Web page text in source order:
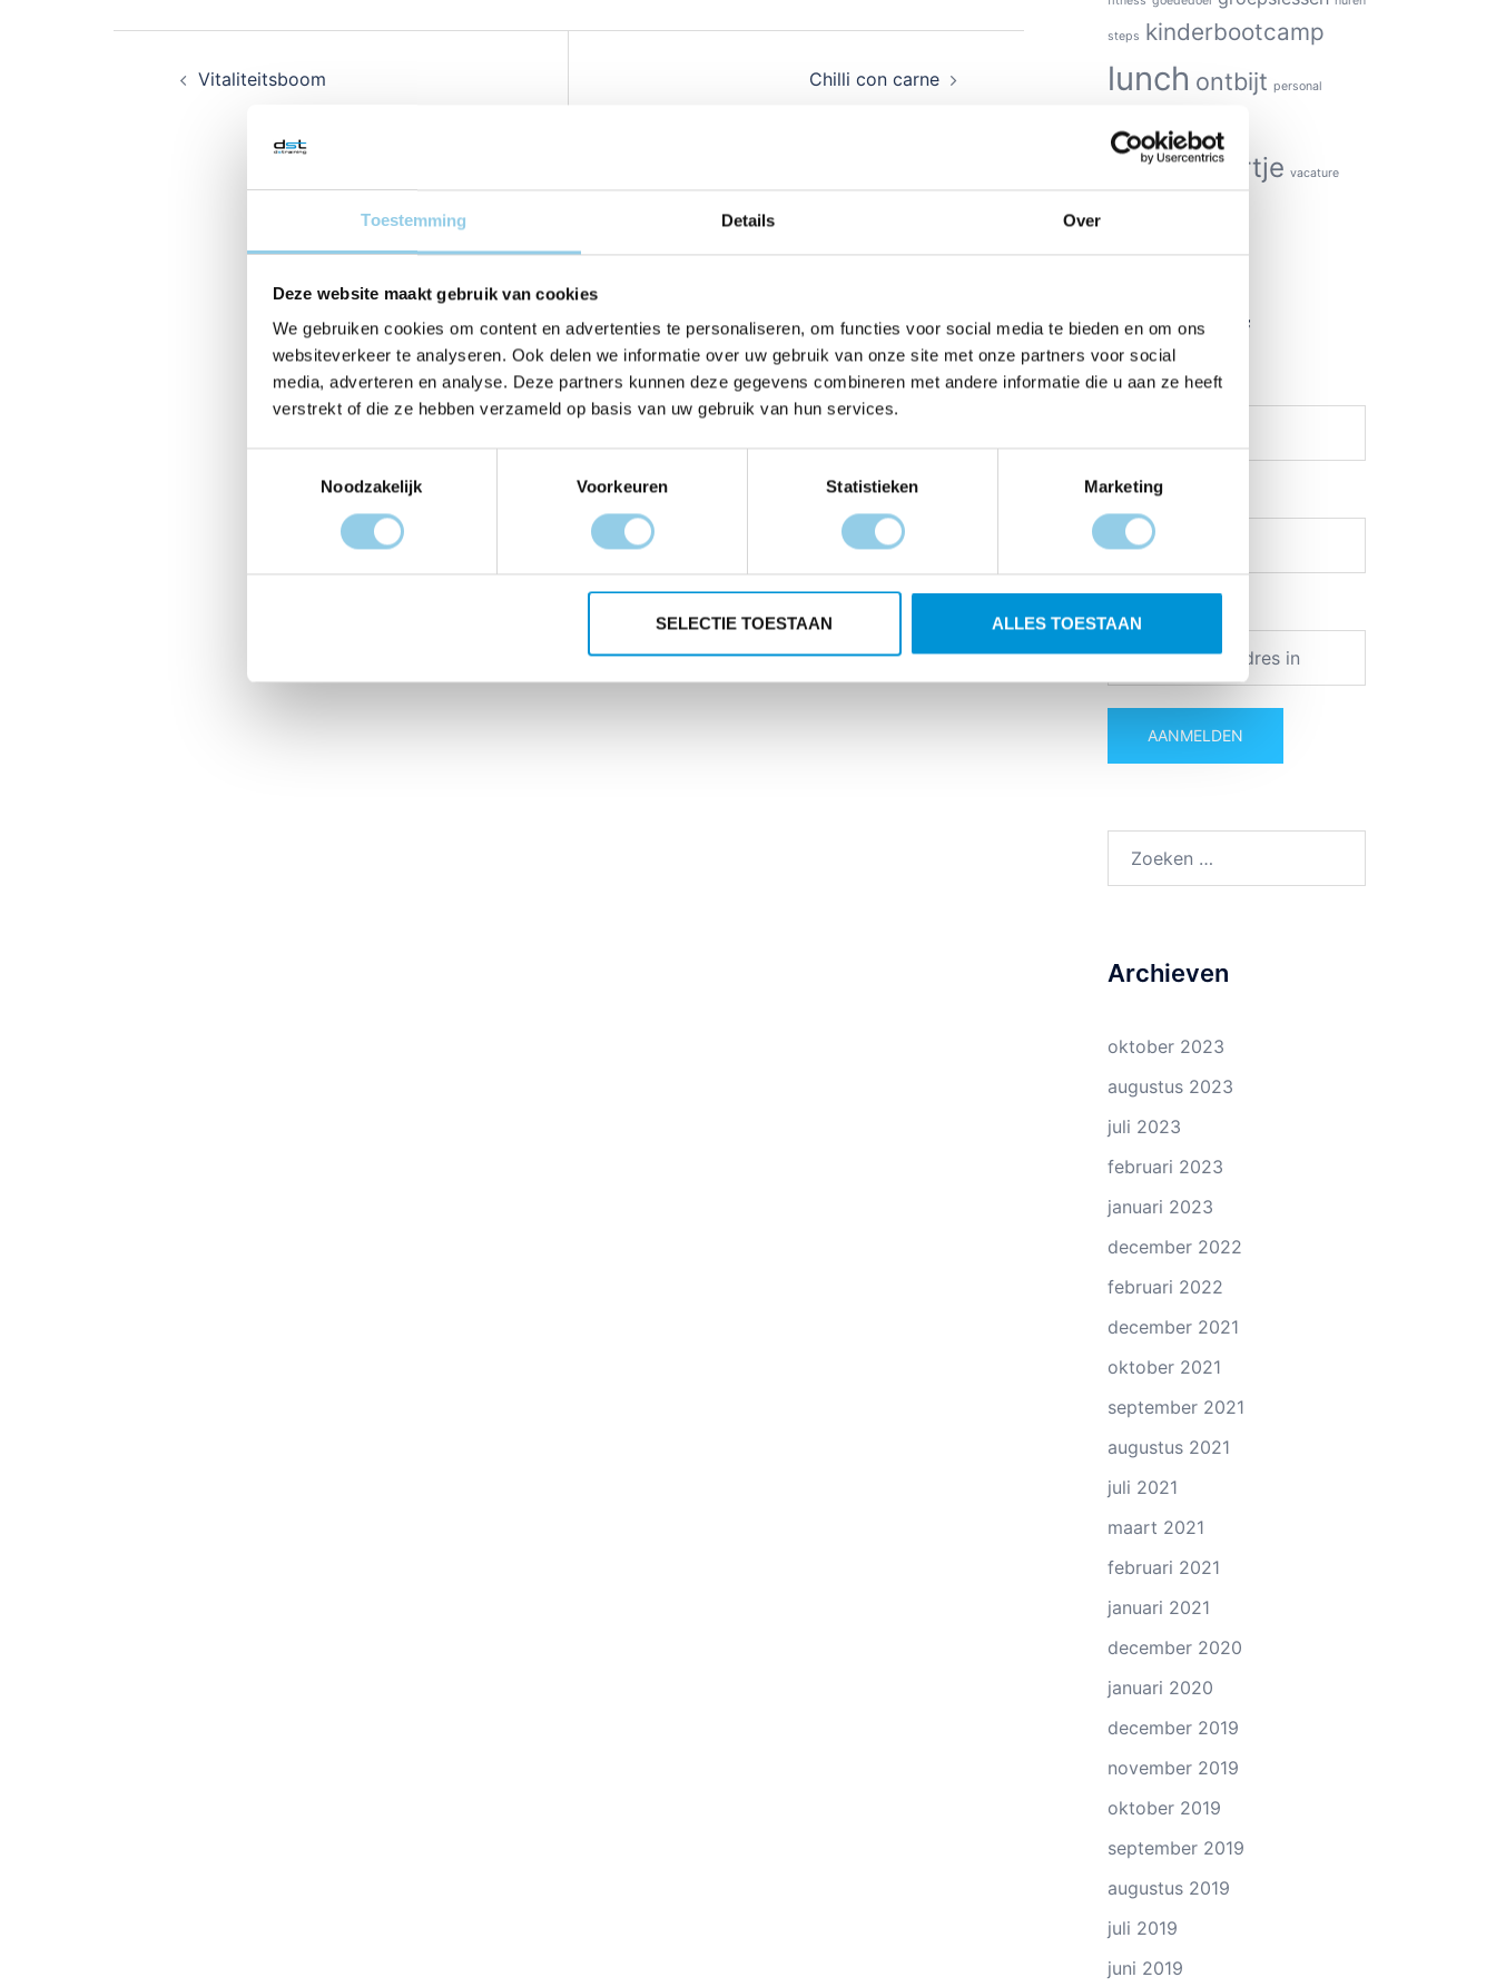
Toestemming Details Over
Deze website maakt gebruik van cookies
We gebruiken cookies om content en advertenties te personaliseren, om functies voor social media te bieden en om ons
websiteverkeer te analyseren. Ook delen we informatie over uw gebruik van onze site met onze partners voor social
media, adverteren en analyse. Deze partners kunnen deze gegevens combineren met andere informatie die u aan ze heeft
verstrekt of die ze hebben verzameld op basis van uw gebruik van hun services.
Noodzakelijk
Voorkeuren Statistieken Marketing
SELECTIE TOESTAAN ALLES TOESTAAN
navigatieVitaliteitsboom Chilli con carne
steps kinderbootcamp
lunch ontbijt personal
training tips
tussendoortje vacature
Nieuwsbrief
Voor naam
Achter Naam
Archieven
oktober 2023
augustus 2023
juli 2023
februari 2023
januari 2023
december 2022
februari 2022
december 2021
oktober 2021
september 2021
augustus 2021
juli 2021
maart 2021
februari 2021
januari 2021
december 2020
januari 2020
december 2019
november 2019
oktober 2019
september 2019
augustus 2019
juli 2019
juni 2019